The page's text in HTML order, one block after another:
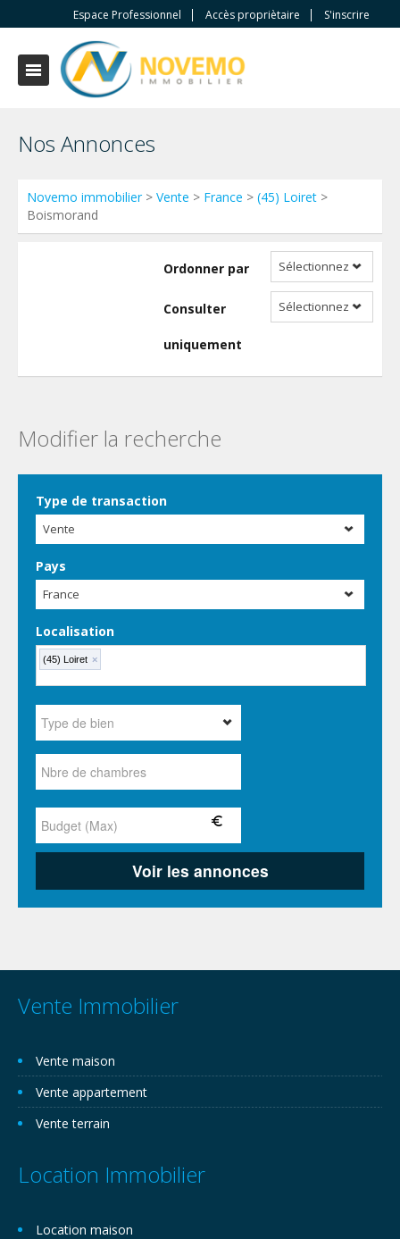
Espace Professionnel Accès propriètaire S'inscrire
Nos Annonces
Novemo immobilier> Vente > France > (45) Loiret >
Boismorand
Ordonner par Sélectionnez
Consulter
uniquement
Sélectionnez
Modifier la recherche
Type de transaction
Vente
Pays
France
Localisation
(45) Loiret ×
Vente Immobilier
Vente maison
Vente appartement
Vente terrain
Location Immobilier
Location maison